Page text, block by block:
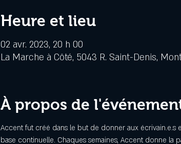
Heure et lieu
02 avr. 2023, 20 h 00
La Marche à Côté, 5043 R. Saint-Denis,
À propos de
Accent fut créé dans le but de donner aux
base continuelle. Chaques semaines, Accent donne